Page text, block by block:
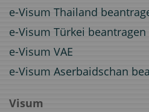
e-Visum Thailand
e-Visum Türkei beantragen
e-Visum VAE
e-Visum Aserbaidschan
Visum